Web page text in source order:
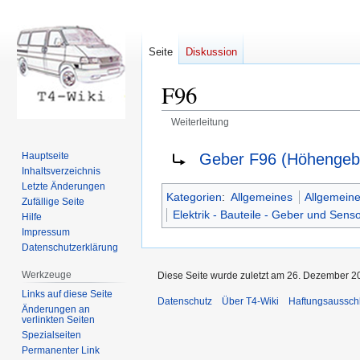
F96
Weiterleitung
Navigation
springen
Suche
springen
Weiterleitung nach:
Geber F96
Kategorien: Allgemeines
Elektrik - Bauteile - Geber und
Seite Diskussion
Hauptseite
Inhaltsverzeichnis
Letzte Änderungen
Zufällige Seite
Hilfe
Impressum
Datenschutzerklärung
Werkzeuge
Links auf diese Seite
Änderungen an
verlinkten Seiten
Spezialseiten
Permanenter Link
Diese Seite wurde zuletzt am 26. Dezember
Datenschutz Über T4-Wiki